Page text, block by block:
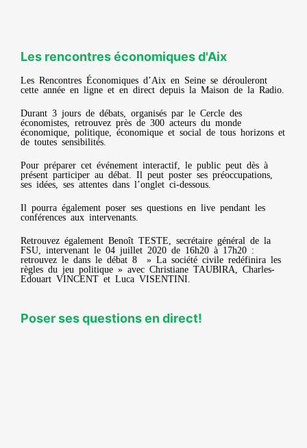
Les rencontres économiques d'Aix
Les Rencontres Économiques d’Aix en Seine se dérouleront
cette année en ligne et en direct depuis la Maison de la Radio.
Durant 3 jours de débats, organisés par le Cercle des
économistes, retrouvez près de 300 acteurs du monde
économique, politique, économique et social de tous horizons et
de toutes sensibilités.
Pour préparer cet événement interactif, le public peut dès à
présent participer au débat. Il peut poster ses préoccupations,
ses idées, ses attentes dans l’onglet ci-dessous.
Il pourra également poser ses questions en live pendant les
conférences aux intervenants.
Retrouvez également Benoît TESTE, secrétaire général de la
FSU, intervenant le 04 juillet 2020 de 16h20 à 17h20 :
retrouvez le dans le débat 8 » La société civile redéfinira les
règles du jeu politique » avec Christiane TAUBIRA, Charles-
Edouart VINCENT et Luca VISENTINI.
Poser ses questions en direct!